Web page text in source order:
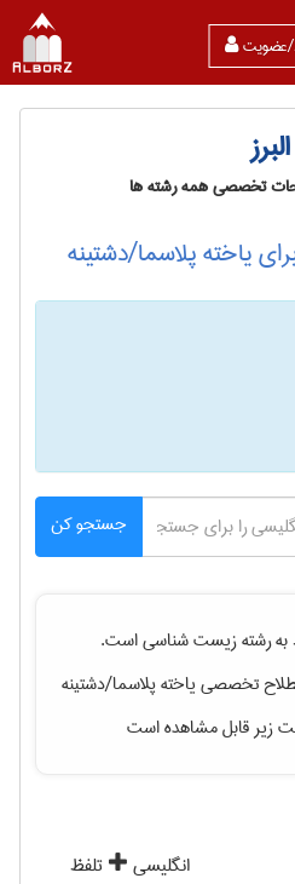
عضویت
تخصصی همه رشته ها
یاخته پلاسما/دشتینه
جستجو کن
رشتهزيست شناسیاست.
تخصصییاخته پلاسما/دشتینه
زیر قابل مشاهده است
انگلیسی
تلفظ